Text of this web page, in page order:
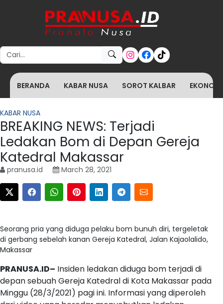
Search for:
BERANDA KABAR NUSA SOROT KALBAR
KABAR NUSA
BREAKING NEWS: Terjadi
Ledakan Bom di Depan Gereja
Katedral Makassar
pranusa.id March 28, 2021
Seorang pria yang diduga pelaku bom bunuh diri, tergeletak
di gerbang sebelah kanan Gereja Katedral, Jalan Kajaolalido,
Makassar
PRANUSA.ID– Insiden ledakan diduga bom terjadi di
depan sebuah Gereja Katedral di Kota Makassar pada
Minggu (28/3/2021) pagi ini. Informasi yang diperoleh